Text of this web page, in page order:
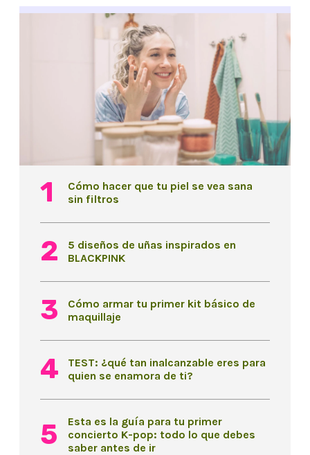
Cómo hacer que tu piel se vea sana
sin filtros
5 diseños de uñas inspirados en
BLACKPINK
Cómo armar tu primer kit básico de
maquillaje
TEST: ¿qué tan inalcanzable eres para
quien se enamora de ti?
Esta es la guía para tu primer
concierto K-pop: todo lo que debes
saber antes de ir